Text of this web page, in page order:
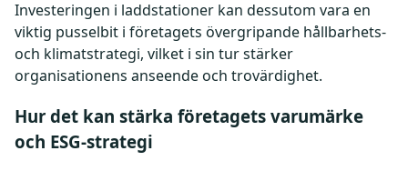
Investeringen i laddstationer kan dessutom vara en
viktig pusselbit i företagets övergripande hållbarhets-
och klimatstrategi, vilket i sin tur stärker
organisationens anseende och trovärdighet.
Hur det kan stärka företagets varumärke
och ESG-strategi